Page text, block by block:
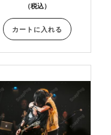
（税込）
カートに入れる